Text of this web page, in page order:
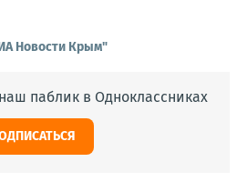
Новости Крым"
паблик в Одноклассниках